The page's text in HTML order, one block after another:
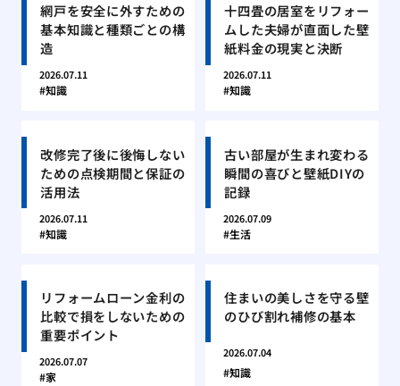
網戸を安全に外すための
基本知識と種類ごとの構
造
2026.07.11
知識
十四畳の居室をリフォー
ムした夫婦が直面した壁
紙料金の現実と決断
2026.07.11
知識
改修完了後に後悔しない
ための点検期間と保証の
活用法
2026.07.11
知識
古い部屋が生まれ変わる
瞬間の喜びと壁紙DIYの
記録
2026.07.09
生活
リフォームローン金利の
比較で損をしないための
重要ポイント
2026.07.07
家
住まいの美しさを守る壁
のひび割れ補修の基本
2026.07.04
知識